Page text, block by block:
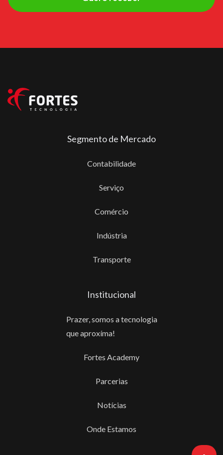
Segmento de Mercado
Contabilidade
Serviço
Comércio
Indústria
Transporte
Institucional
Prazer, somos a tecnologia
que aproxíma!
Fortes Academy
Parcerias
Notícias
Onde Estamos